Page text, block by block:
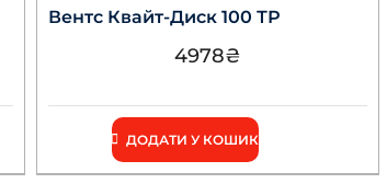
Вентс Квайт-Диск 100 ТР
4978₴
ДОДАТИ У КОШИК